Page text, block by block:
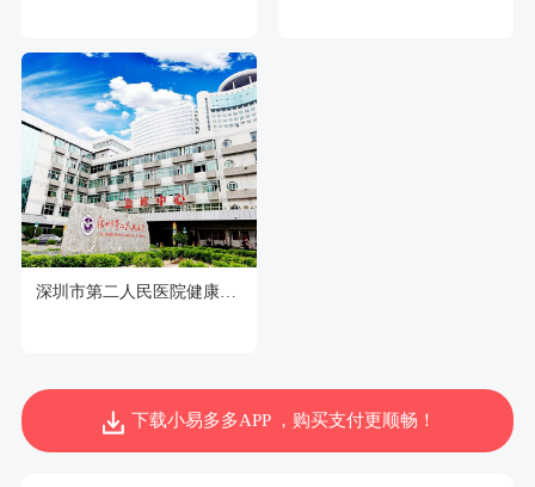
深圳市第二人民医院健康管理中心
下载小易多多APP ，购买支付更顺畅！